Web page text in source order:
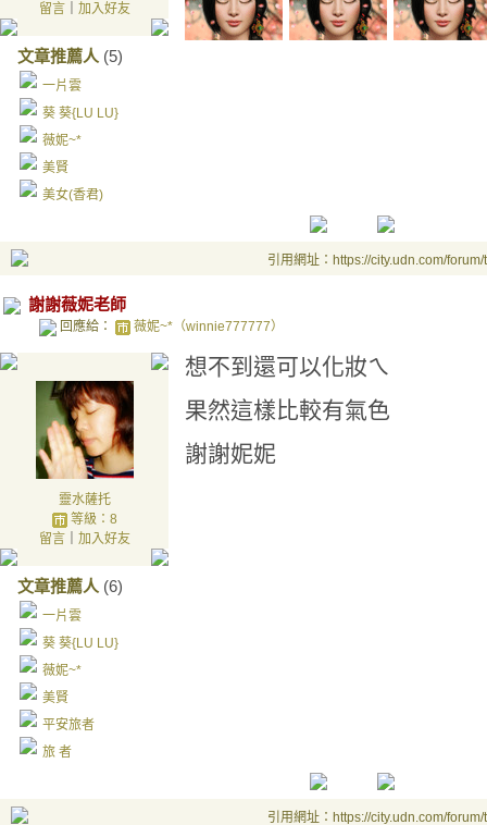
留言｜ 加入好友
文章推薦人 (5)
一片雲
葵 葵{LU LU}
薇妮~*
美賢
美女(香君)
引用網址：https://city.udn.com/
謝謝薇妮老師
回應給： 薇妮~*（winnie777777）
靈水薩托
等級：8
留言｜ 加入好友
文章推薦人 (6)
一片雲
葵 葵{LU LU}
薇妮~*
美賢
平安旅者
旅 者
想不到還可以化妝ㄟ
果然這樣比較有氣色
謝謝妮妮
引用網址：https://city.udn.com/